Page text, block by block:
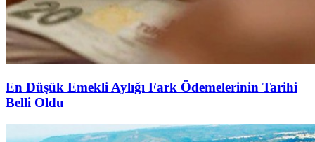
En Düşük Emekli Aylığı Fark Ödemelerinin Tarihi
Belli Oldu